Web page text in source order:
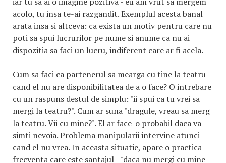
acolo, tu insa te-ai razgandit. Exemplul acesta banal
arata insa si altceva: ca exista un motiv pentru care nu
poti sa spui lucrurilor pe nume si anume ca nu ai
dispozitia sa faci un lucru, indiferent care ar fi acela.
Cum sa faci ca partenerul sa mearga cu tine la teatru
cand el nu are disponibilitatea de a o face? O intrebare
cu un raspuns destul de simplu: "ii spui ca tu vrei sa
mergi la teatru?". Cum ar suna "dragule, vreau sa merg
la teatru. Vii cu mine?". El ar face-o probabil daca va
simti nevoia. Problema manipularii intervine atunci
cand el nu vrea. In aceasta situatie, apare o practica
frecventa care este santajul - "daca nu mergi cu mine